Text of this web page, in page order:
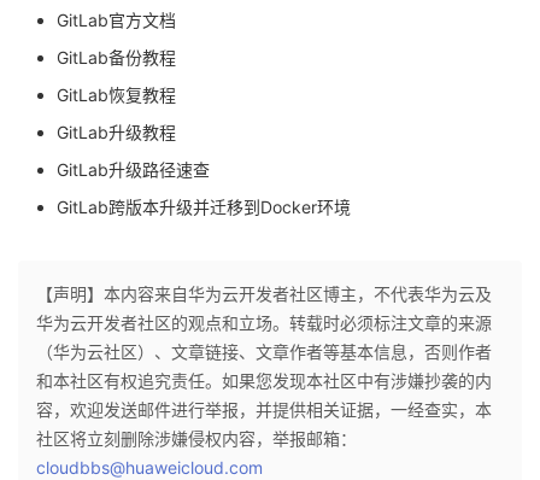
GitLab官方文档
GitLab备份教程
GitLab恢复教程
GitLab升级教程
GitLab升级路径速查
GitLab跨版本升级并迁移到Docker环境
【声明】本内容来自华为云开发者社区博主，不代表华为云及
华为云开发者社区的观点和立场。转载时必须标注文章的来源
（华为云社区）、文章链接、文章作者等基本信息，否则作者
和本社区有权追究责任。如果您发现本社区中有涉嫌抄袭的内
容，欢迎发送邮件进行举报，并提供相关证据，一经查实，本
社区将立刻删除涉嫌侵权内容，举报邮箱：
cloudbbs@huaweicloud.com